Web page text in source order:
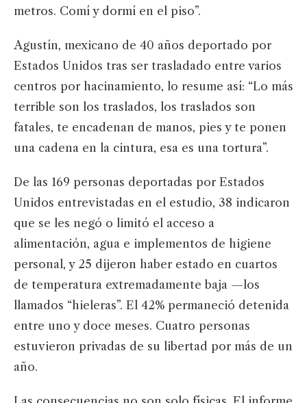
metros. Comí y dormí en el piso”.
Agustín, mexicano de 40 años deportado por
Estados Unidos tras ser trasladado entre varios
centros por hacinamiento, lo resume así: “Lo más
terrible son los traslados, los traslados son
fatales, te encadenan de manos, pies y te ponen
una cadena en la cintura, esa es una tortura”.
De las 169 personas deportadas por Estados
Unidos entrevistadas en el estudio, 38 indicaron
que se les negó o limitó el acceso a
alimentación, agua e implementos de higiene
personal, y 25 dijeron haber estado en cuartos
de temperatura extremadamente baja —los
llamados “hieleras”. El 42% permaneció detenida
entre uno y doce meses. Cuatro personas
estuvieron privadas de su libertad por más de un
año.